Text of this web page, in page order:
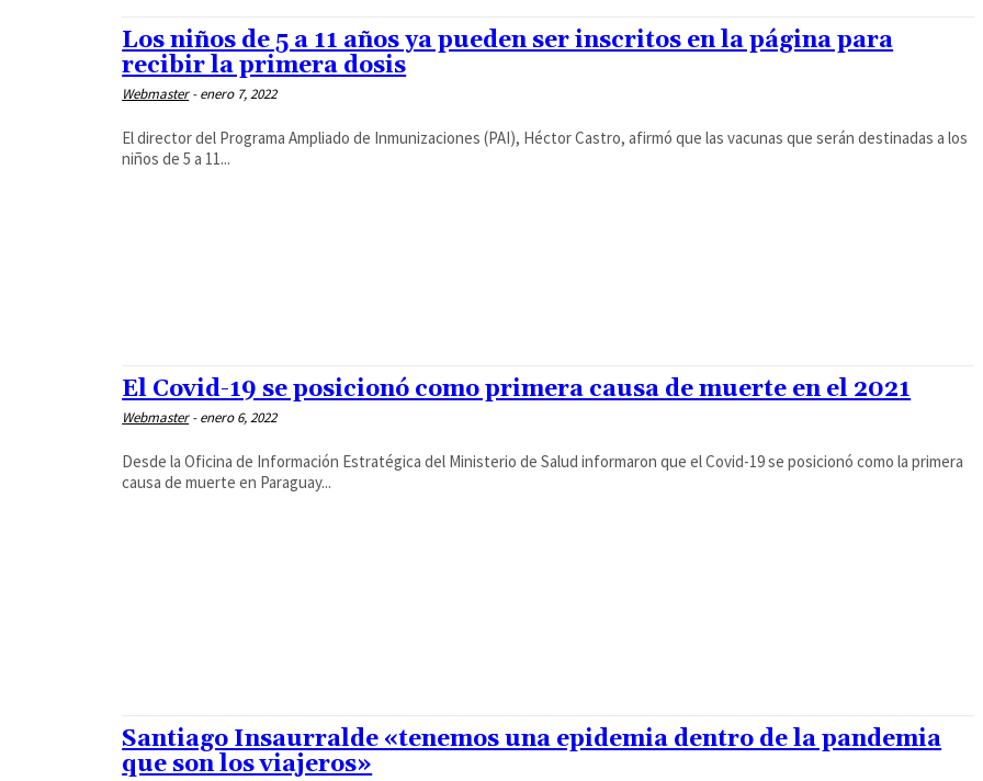
Los niños de 5 a 11 años ya pueden ser inscritos en la página para
recibir la primera dosis
Webmaster - enero 7, 2022
El director del Programa Ampliado de Inmunizaciones (PAI), Héctor Castro, afirmó que las vacunas que serán destinadas a los
niños de 5 a 11...
El Covid-19 se posicionó como primera causa de muerte en el 2021
Webmaster - enero 6, 2022
Desde la Oficina de Información Estratégica del Ministerio de Salud informaron que el Covid-19 se posicionó como la primera
causa de muerte en Paraguay...
Santiago Insaurralde «tenemos una epidemia dentro de la pandemia
que son los viajeros»